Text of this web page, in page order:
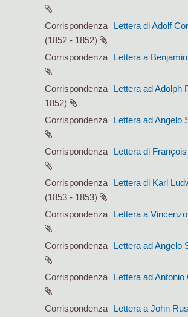
Corrispondenza
Lettera di Adolf
(1852 - 1852)
Corrispondenza
Lettera a
Corrispondenza Lettera ad Adolph
1852)
Corrispondenza
Lettera ad Angelo
Corrispondenza Lettera di
Corrispondenza
Lettera di Karl
(1853 - 1853)
Corrispondenza
Lettera a
Corrispondenza Lettera ad Angelo
Corrispondenza Lettera ad Antonio
Corrispondenza Lettera a John